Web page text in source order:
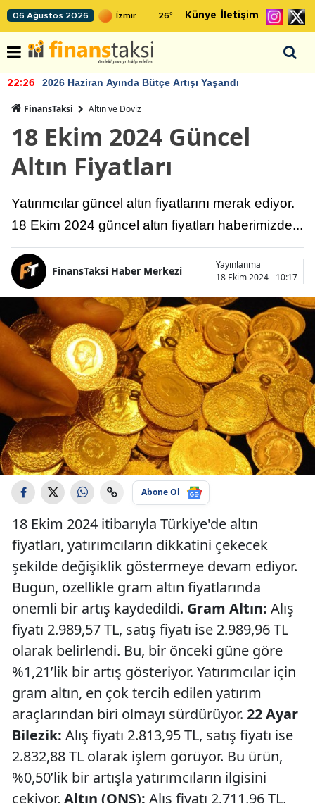
06 Ağustos 2026 26° Künye İletişim
22:26 2026 Haziran Ayında Bütçe Artışı Yaşandı
FinansTaksi Altın ve Döviz
18 Ekim 2024 Güncel
Altın Fiyatları
Yatırımcılar güncel altın fiyatlarını merak ediyor.
18 Ekim 2024 güncel altın fiyatları haberimizde...
FinansTaksi Haber Merkezi
Yayınlanma
18 Ekim 2024 - 10:17
Abone Ol
18 Ekim 2024 itibarıyla Türkiye'de altın
fiyatları, yatırımcıların dikkatini çekecek
şekilde değişiklik göstermeye devam ediyor.
Bugün, özellikle gram altın fiyatlarında
önemli bir artış kaydedildi. Gram Altın: Alış
fiyatı 2.989,57 TL, satış fiyatı ise 2.989,96 TL
olarak belirlendi. Bu, bir önceki güne göre
%1,21’lik bir artış gösteriyor. Yatırımcılar için
gram altın, en çok tercih edilen yatırım
araçlarından biri olmayı sürdürüyor. 22 Ayar
Bilezik: Alış fiyatı 2.813,95 TL, satış fiyatı ise
2.832,88 TL olarak işlem görüyor. Bu ürün,
%0,50’lik bir artışla yatırımcıların ilgisini
çekiyor. Altın (ONS): Alış fiyatı 2.711,96 TL,